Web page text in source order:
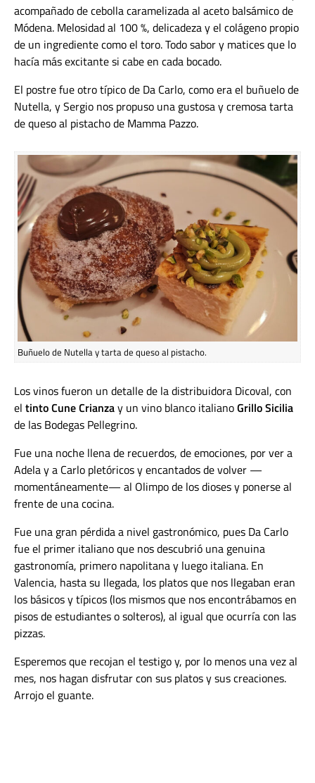
acompañado de cebolla caramelizada al aceto balsámico de
Módena. Melosidad al 100 %, delicadeza y el colágeno propio
de un ingrediente como el toro. Todo sabor y matices que lo
hacía más excitante si cabe en cada bocado.
El postre fue otro típico de Da Carlo, como era el buñuelo de
Nutella, y Sergio nos propuso una gustosa y cremosa tarta
de queso al pistacho de Mamma Pazzo.
Buñuelo de Nutella y tarta de queso al pistacho.
Los vinos fueron un detalle de la distribuidora Dicoval, con
el tinto Cune Crianzay un vino blanco italianoGrillo Sicilia
de las Bodegas Pellegrino.
Fue una noche llena de recuerdos, de emociones, por ver a
Adela y a Carlo pletóricos y encantados de volver —
momentáneamente— al Olimpo de los dioses y ponerse al
frente de una cocina.
Fue una gran pérdida a nivel gastronómico, pues Da Carlo
fue el primer italiano que nos descubrió una genuina
gastronomía, primero napolitana y luego italiana. En
Valencia, hasta su llegada, los platos que nos llegaban eran
los básicos y típicos (los mismos que nos encontrábamos en
pisos de estudiantes o solteros), al igual que ocurría con las
pizzas.
Esperemos que recojan el testigo y, por lo menos una vez al
mes, nos hagan disfrutar con sus platos y sus creaciones.
Arrojo el guante.